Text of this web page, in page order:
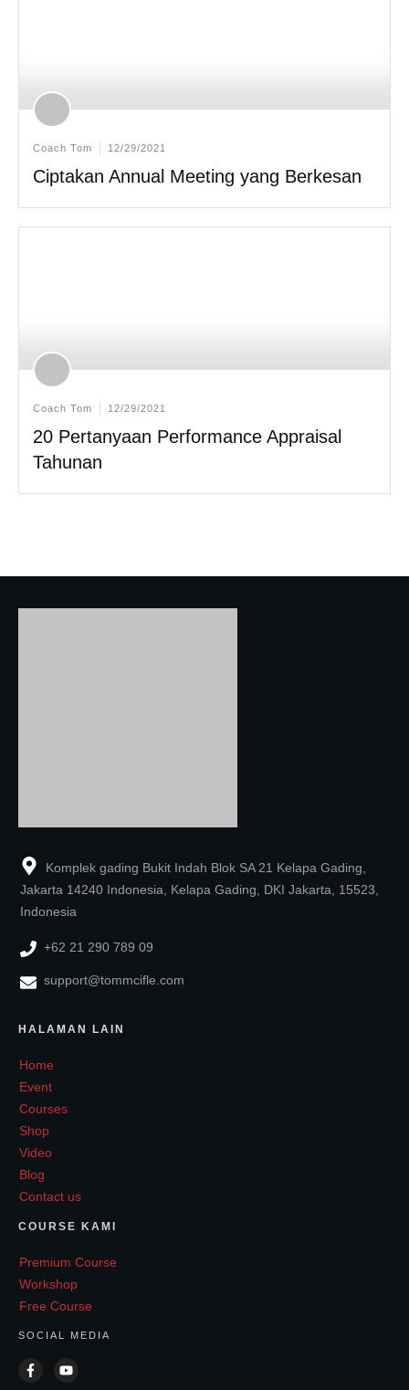
Coach Tom 12/29/2021
Ciptakan Annual Meeting yang Berkesan
Coach Tom 12/29/2021
20 Pertanyaan Performance Appraisal
Tahunan
Komplek gading Bukit Indah Blok SA 21 Kelapa Gading,
Jakarta 14240 Indonesia, Kelapa Gading, DKI Jakarta, 15523,
Indonesia
+62 21 290 789 09
support@tommcifle.com
HALAMAN LAIN
Home
Event
Courses
Shop
Video
Blog
Contact us
COURSE KAMI
Premium Course
Workshop
Free Course
SOCIAL MEDIA